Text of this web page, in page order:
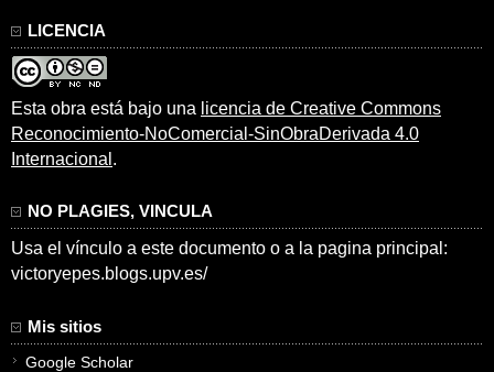
LICENCIA
Esta obra está bajo una licencia de Creative Commons
Reconocimiento-NoComercial-SinObraDerivada 4.0
Internacional .
NO PLAGIES, VINCULA
Usa el vínculo a este documento o a la pagina principal:
victoryepes.blogs.upv.es/
Mis sitios
Google Scholar